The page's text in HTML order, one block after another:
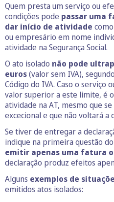
Quem presta um serviço ou
condições pode passar uma
dar início de atividade
ou empresário em nome
atividade na Segurança Social.
O ato isolado não pode
euros(valor sem IVA),
Código do IVA. Caso o serviço
valor superior a este limite, é
atividade na AT, mesmo que
excecional e que não voltará a
Se tiver de entregar a
indique na primeira questão
emitir apenas uma fatura
declaração produz efeitos
Alguns exemplos de
emitidos atos isolados: